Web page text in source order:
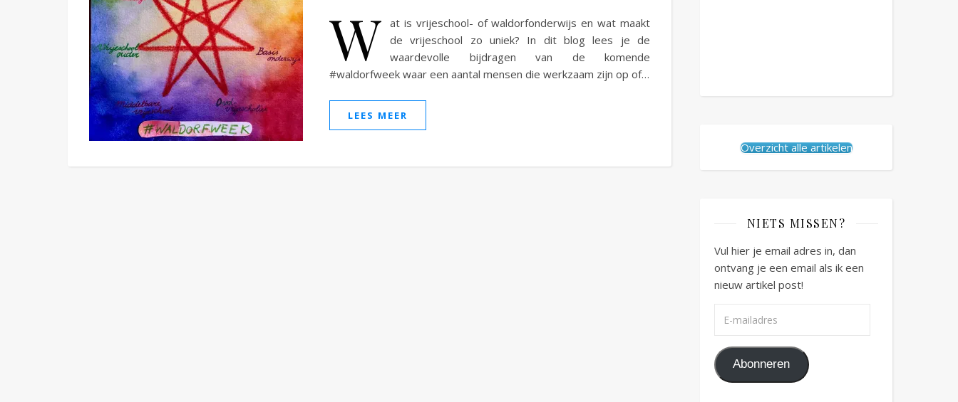
W at is vrijeschool- of waldorfonderwijs en wat maakt
de vrijeschool zo uniek? In dit blog lees je de
waardevolle bijdragen van de komende
#waldorfweek waar een aantal mensen die werkzaam zijn op of…
LEES MEER
Overzicht alle artikelen
NIETS MISSEN?
Vul hier je email adres in, dan
ontvang je een email als ik een
nieuw artikel post!
Abonneren